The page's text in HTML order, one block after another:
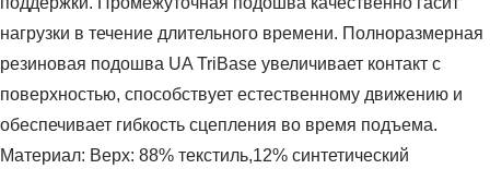
нагрузки в течение длительного времени. Полноразмерная
резиновая подошва UA TriBase увеличивает контакт с
поверхностью, способствует естественному движению и
обеспечивает гибкость сцепления во время подъема.
Материал: Верх: 88% текстиль,12% синтетический